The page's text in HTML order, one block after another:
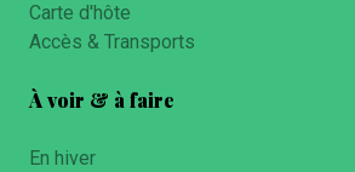
Carte d'hôte
Accès & Transports
À voir & à faire
En hiver